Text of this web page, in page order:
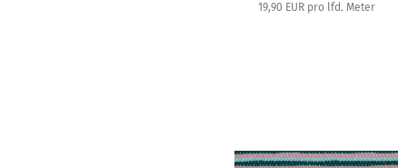
19,90 EUR pro lfd. Meter